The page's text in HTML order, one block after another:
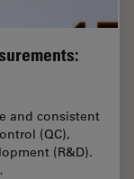
and consistent
(QC),
(R&D).